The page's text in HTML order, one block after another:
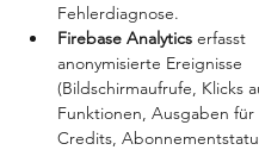
Fehlerdiagnose.
Firebase Analytics erfasst
anonymisierte Ereignisse
(Bildschirmaufrufe, Klicks
Funktionen, Ausgaben für
Credits,